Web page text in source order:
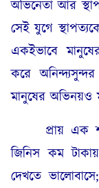
অভিনেতা আর
সেই যুগে
একইভাবে
করে
মানুষের অভিনয়ও
প্রায় এক
জিনিস কম
দেখতে